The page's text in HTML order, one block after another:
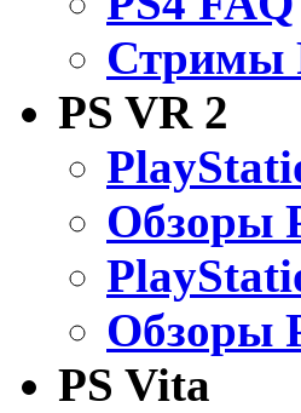
Стримы
PS VR 2
Обзоры
Обзоры
PS Vita